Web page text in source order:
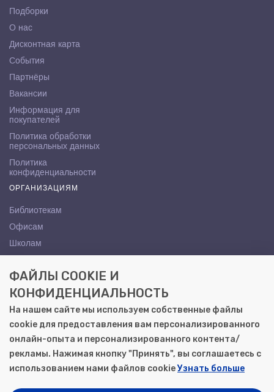
Подборки
О нас
Дисконтная карта
События
Партнёры
Вакансии
Информация для
покупателей
Политика обработки
персональных данных
Политика
конфиденциальности
ОРГАНИЗАЦИЯМ
Библиотекам
Офисам
Школам
КОНТАКТЫ
Саратов, ул. Осипова, 10А
+7 (8452) 72-65-65
gemera@moya-kniga.ru
ФАЙЛЫ COOKIE И
КОНФИДЕНЦИАЛЬНОСТЬ
На нашем сайте мы используем собственные файлы
cookie для предоставления вам персонализированного
онлайн-опыта и персонализированного контента/
рекламы. Нажимая кнопку "Принять", вы соглашаетесь с
использованием нами файлов cookieУзнать больше